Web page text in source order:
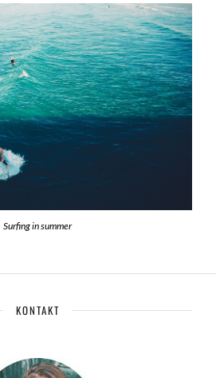
Surfing in summer
KONTAKT